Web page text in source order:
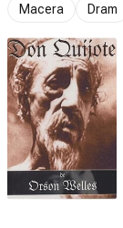
Macera Dram